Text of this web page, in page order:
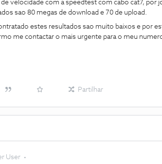
velocidade com a speedtest com cabo cat7, por
sao 80 megas de download e 70 de upload.
estes resultados sao muito baixos e por
me contactar o mais urgente para o meu
Partilhar
User